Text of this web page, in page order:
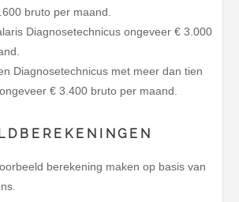
bruto per maand.
Diagnosetechnicus ongeveer € 3.000
Diagnosetechnicus met meer dan tien
€ 3.400 bruto per maand.
berekening maken op basis van